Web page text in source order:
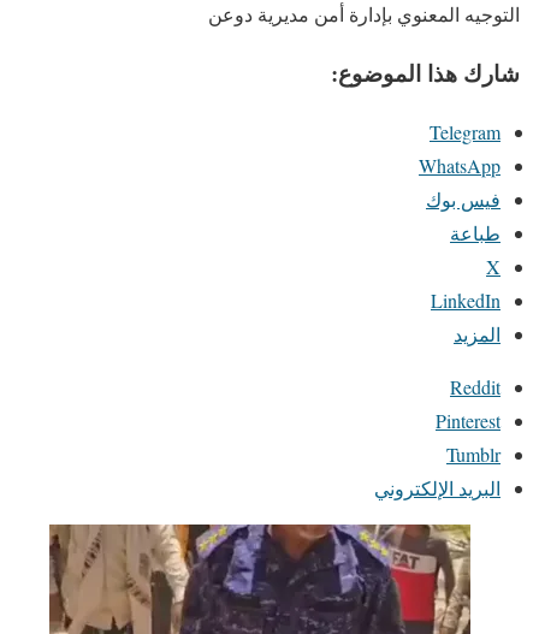
التوجيه المعنوي بإدارة أمن مديرية دوعن
شارك هذا الموضوع:
Telegram
WhatsApp
فيس بوك
طباعة
X
LinkedIn
المزيد
Reddit
Pinterest
Tumblr
البريد الإلكتروني